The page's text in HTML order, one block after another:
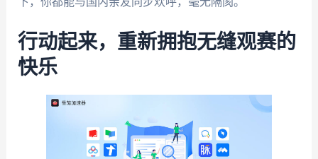
行动起来，重新拥抱无缝观赛的
快乐